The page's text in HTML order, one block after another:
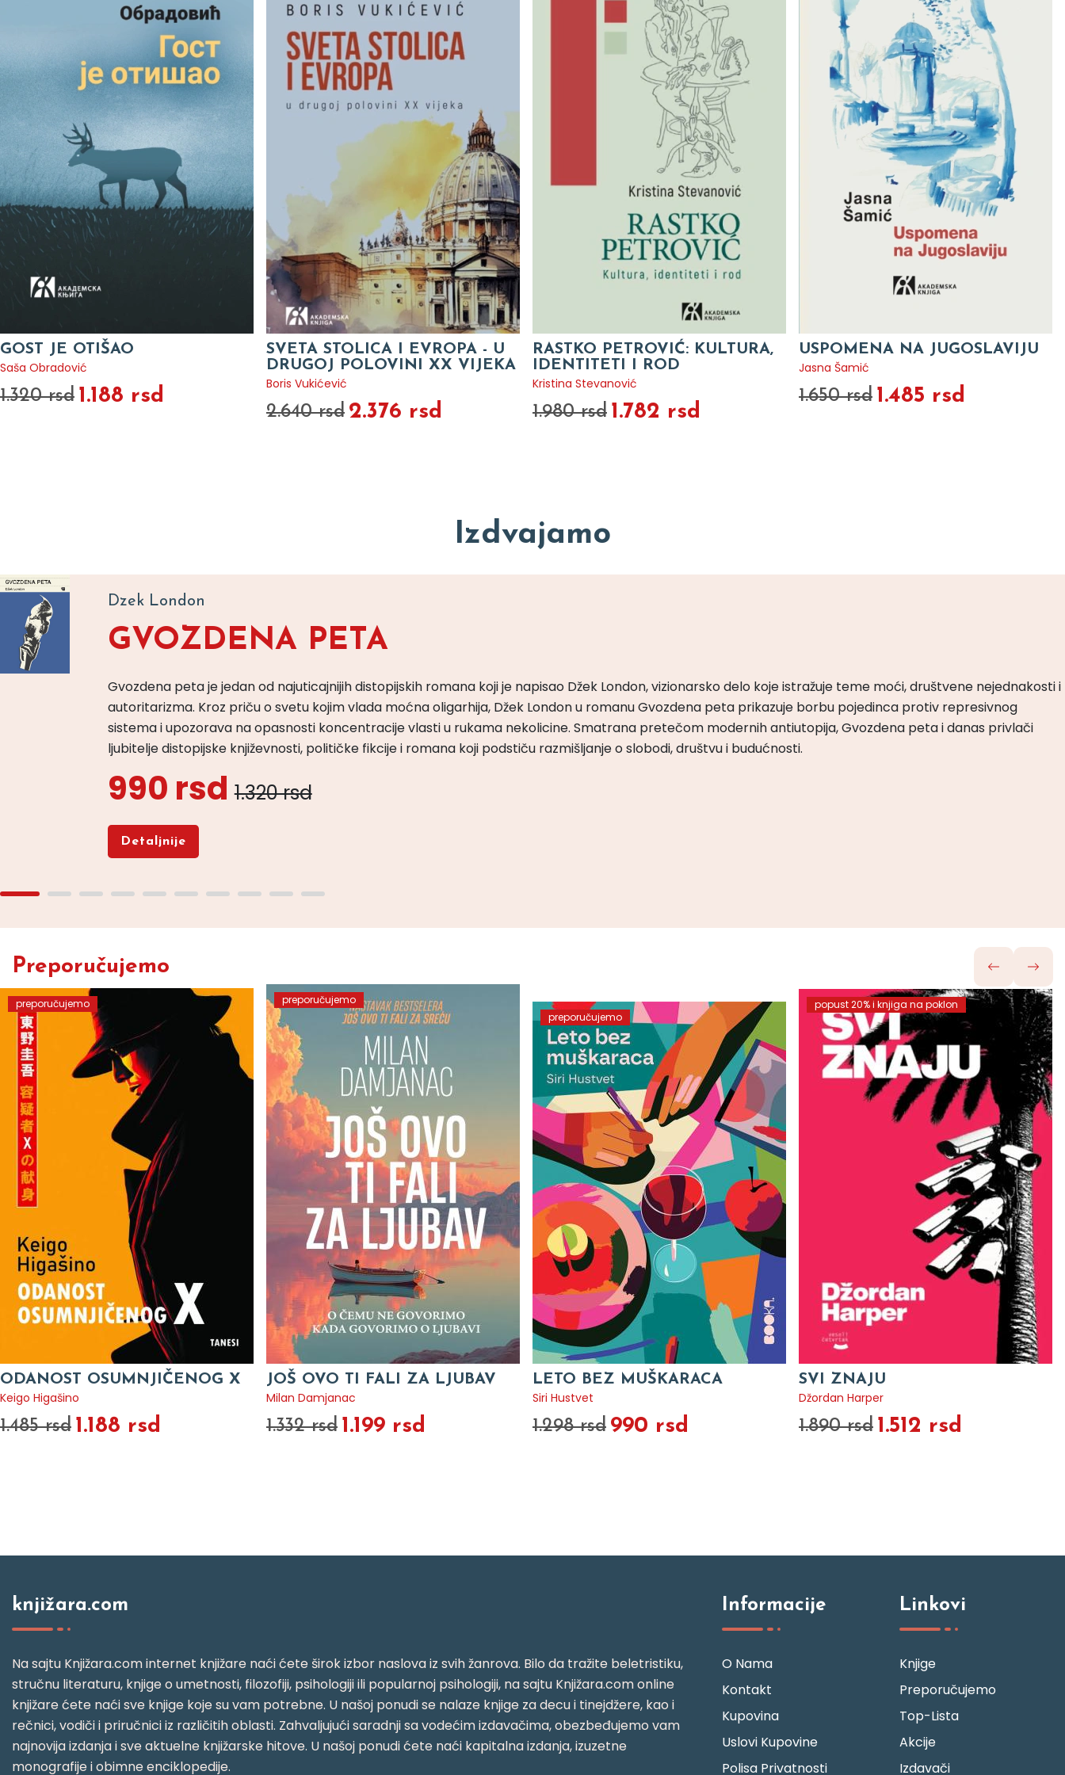
GOST JE OTIŠAO
Saša Obradović
1.320 rsd 1.188 rsd
SVETA STOLICA I EVROPA - U
DRUGOJ POLOVINI XX VIJEKA
Boris Vukićević
2.640 rsd 2.376 rsd
RASTKO PETROVIĆ: KULTURA,
IDENTITETI I ROD
Kristina Stevanović
1.980 rsd 1.782 rsd
USPOMENA NA JUGOSLAVIJU
Jasna Šamić
1.650 rsd 1.485 rsd
Izdvajamo
Dzek London
GVOZDENA PETA
Gvozdena peta je jedan od najuticajnijih distopijskih romana koji je napisao Džek London, vizionarsko delo koje istražuje teme moći, društvene nejednakosti i
autoritarizma. Kroz priču o svetu kojim vlada moćna oligarhija, Džek London u romanu Gvozdena peta prikazuje borbu pojedinca protiv represivnog
sistema i upozorava na opasnosti koncentracije vlasti u rukama nekolicine. Smatrana pretečom modernih antiutopija, Gvozdena peta i danas privlači
ljubitelje distopijske književnosti, političke fikcije i romana koji podstiču razmišljanje o slobodi, društvu i budućnosti.
990 rsd 1.320 rsd
Detaljnije
Preporučujemo
preporučujemo
ODANOST OSUMNJIČENOG X
Keigo Higašino
1.485 rsd 1.188 rsd
preporučujemo
JOŠ OVO TI FALI ZA LJUBAV
Milan Damjanac
1.332 rsd 1.199 rsd
preporučujemo
LETO BEZ MUŠKARACA
Siri Hustvet
1.298 rsd 990 rsd
popust 20% i knjiga na poklon
SVI ZNAJU
Džordan Harper
1.890 rsd 1.512 rsd
knjižara.com
Na sajtu Knjižara.com internet knjižare naći ćete širok izbor naslova iz svih žanrova. Bilo da tražite beletristiku,
stručnu literaturu, knjige o umetnosti, filozofiji, psihologiji ili popularnoj psihologiji, na sajtu Knjižara.com online
knjižare ćete naći sve knjige koje su vam potrebne. U našoj ponudi se nalaze knjige za decu i tinejdžere, kao i
rečnici, vodiči i priručnici iz različitih oblasti. Zahvaljujući saradnji sa vodećim izdavačima, obezbeđujemo vam
najnovija izdanja i sve aktuelne knjižarske hitove. U našoj ponudi ćete naći kapitalna izdanja, izuzetne
monografije i obimne enciklopedije.
Informacije
O Nama
Kontakt
Kupovina
Uslovi Kupovine
Polisa Privatnosti
Linkovi
Knjige
Preporučujemo
Top-Lista
Akcije
Izdavači